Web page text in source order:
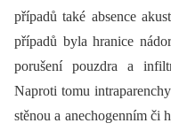
případů také absence
případů byla hranice
porušení pouzdra a
Naproti tomu
stěnou a anechogenním či